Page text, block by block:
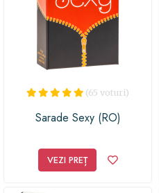
(65 voturi)
Sarade Sexy (RO)
VEZI PREȚ